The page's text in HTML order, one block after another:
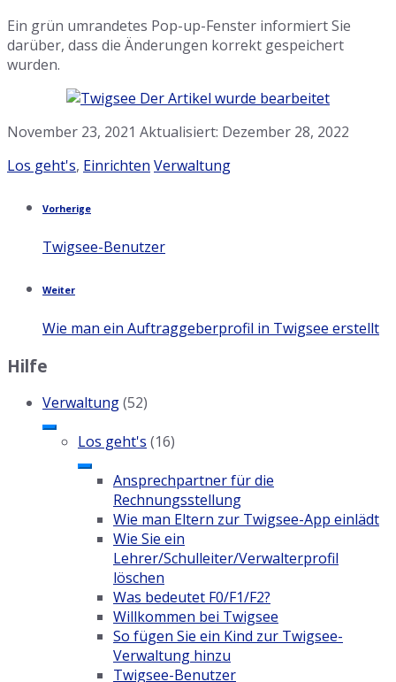
Ein grün umrandetes Pop-up-Fenster informiert Sie
darüber, dass die Änderungen korrekt gespeichert
wurden.
November 23, 2021 Aktualisiert: Dezember 28, 2022
Kategorie:
Los geht's, Einrichten Tags:
Verwaltung
Vorherige
Twigsee-Benutzer
Weiter
Wie man ein Auftraggeberprofil in Twigsee erstellt
Hilfe
Verwaltung(52)
Los geht's (16)
Ansprechpartner für die
Rechnungsstellung
Wie man Eltern zur Twigsee-App einlädt
Wie Sie ein
Lehrer/Schulleiter/Verwalterprofil
löschen
Was bedeutet F0/F1/F2?
Willkommen bei Twigsee
So fügen Sie ein Kind zur Twigsee-
Verwaltung hinzu
Twigsee-Benutzer